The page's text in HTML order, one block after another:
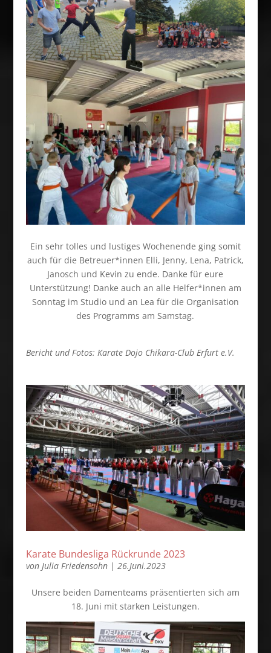
Ein sehr tolles und lustiges Wochenende ging somit
auch für die Betreuer*innen Elli, Jenny, Lena, Patrick,
Janosch und Kevin zu ende. Danke für eure
Unterstützung! Danke auch an alle Helfer*innen am
Sonntag im Studio und an Lea für die Organisation
des Programms am Samstag.
Bericht und Fotos: Karate Dojo Chikara-Club Erfurt e.V.
Karate Bundesliga Rückrunde 2023
von Julia Friedensohn| 26.Juni.2023
Unsere beiden Damenteams präsentierten sich am
18. Juni mit starken Leistungen.